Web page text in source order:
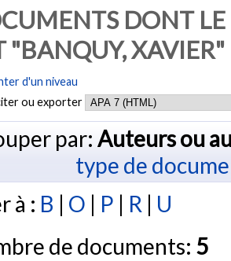
DONT
"BANQUY, XAVIER"
d'un niveau
ou exporter
par: Auteurs ou
type de
à : B | O | P | R | U
de documents: 5